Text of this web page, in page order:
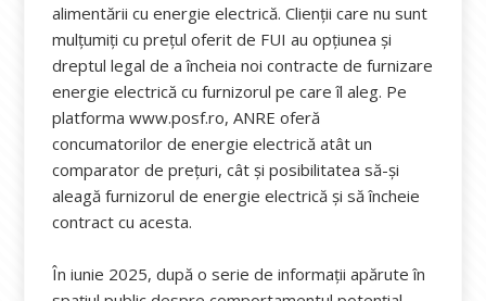
alimentării cu energie electrică. Clienții care nu sunt
mulțumiți cu prețul oferit de FUI au opțiunea și
dreptul legal de a încheia noi contracte de furnizare
energie electrică cu furnizorul pe care îl aleg. Pe
platforma www.posf.ro, ANRE oferă
concumatorilor de energie electrică atât un
comparator de prețuri, cât și posibilitatea să-și
aleagă furnizorul de energie electrică și să încheie
contract cu acesta.
În iunie 2025, după o serie de informații apărute în